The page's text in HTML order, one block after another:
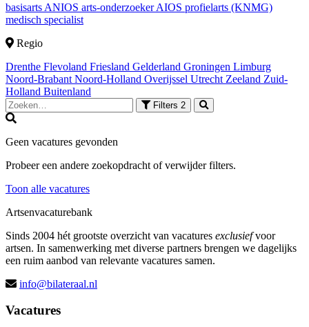
basisarts ANIOS arts-onderzoekerAIOS profielarts (KNMG)
medisch specialist
Regio
Drenthe Flevoland Friesland Gelderland Groningen Limburg
Noord-Brabant Noord-Holland Overijssel Utrecht Zeeland Zuid-
Holland Buitenland
Filters 2
Geen vacatures gevonden
Probeer een andere zoekopdracht of verwijder filters.
Toon alle vacatures
Artsenvacaturebank
Sinds 2004 hét grootste overzicht van vacatures exclusiefvoor
artsen. In samenwerking met diverse partners brengen we dagelijks
een ruim aanbod van relevante vacatures samen.
info@bilateraal.nl
Vacatures